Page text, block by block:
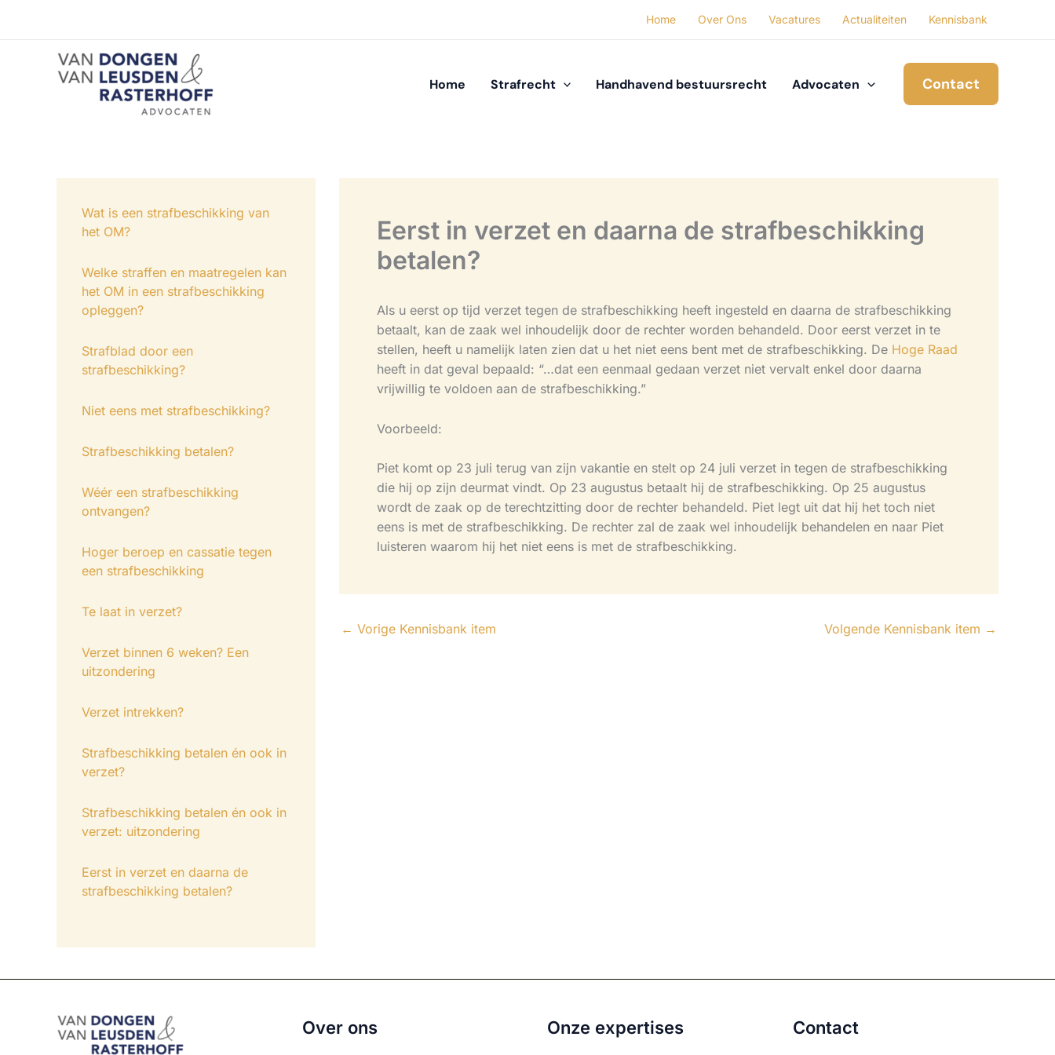
Home Over Ons Vacatures Actualiteiten Kennisbank
Home Strafrecht Handhavend bestuursrecht Advocaten Contact
Wat is een strafbeschikking van
het OM?
Welke straffen en maatregelen kan
het OM in een strafbeschikking
opleggen?
Strafblad door een
strafbeschikking?
Niet eens met strafbeschikking?
Strafbeschikking betalen?
Wéér een strafbeschikking
ontvangen?
Hoger beroep en cassatie tegen
een strafbeschikking
Te laat in verzet?
Verzet binnen 6 weken? Een
uitzondering
Verzet intrekken?
Strafbeschikking betalen én ook in
verzet?
Strafbeschikking betalen én ook in
verzet: uitzondering
Eerst in verzet en daarna de
strafbeschikking betalen?
Eerst in verzet en daarna de strafbeschikking
betalen?
Als u eerst op tijd verzet tegen de strafbeschikking heeft ingesteld en daarna de strafbeschikking
betaalt, kan de zaak wel inhoudelijk door de rechter worden behandeld. Door eerst verzet in te
stellen, heeft u namelijk laten zien dat u het niet eens bent met de strafbeschikking. De Hoge Raad
heeft in dat geval bepaald: “…dat een eenmaal gedaan verzet niet vervalt enkel door daarna
vrijwillig te voldoen aan de strafbeschikking.”
Voorbeeld:
Piet komt op 23 juli terug van zijn vakantie en stelt op 24 juli verzet in tegen de strafbeschikking
die hij op zijn deurmat vindt. Op 23 augustus betaalt hij de strafbeschikking. Op 25 augustus
wordt de zaak op de terechtzitting door de rechter behandeld. Piet legt uit dat hij het toch niet
eens is met de strafbeschikking. De rechter zal de zaak wel inhoudelijk behandelen en naar Piet
luisteren waarom hij het niet eens is met de strafbeschikking.
← Vorige Kennisbank item Volgende Kennisbank item →
Over ons Onze expertises Contact